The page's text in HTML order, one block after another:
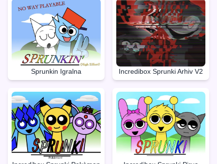
Sprunkin Igralna Incredibox Sprunki Arhiv V2